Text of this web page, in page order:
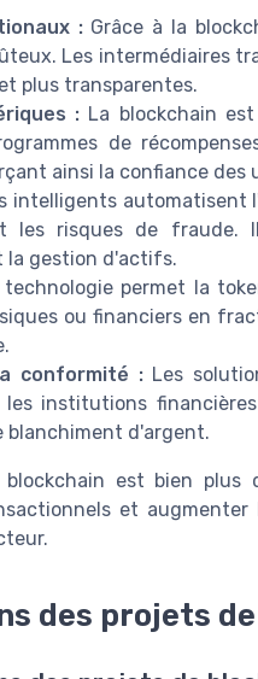
:Grâce à la
Les intermédiaires
plus transparentes.
: La blockchain
de
ainsi la confiance des
intelligents automatisent
les risques de fraude.
la gestion d'actifs.
permet la
ou financiers en
conformité :Les
institutions
d'argent.
est bien plus
et
des projets